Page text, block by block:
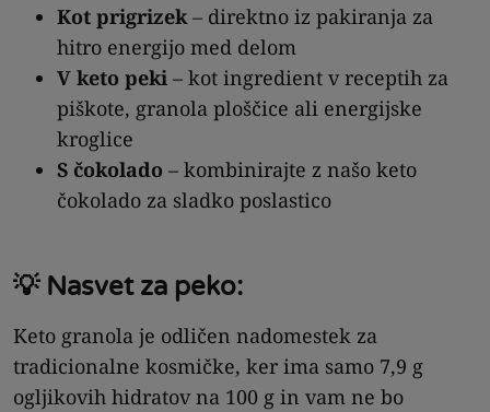
Kot prigrizek– direktno iz pakiranja za
hitro energijo med delom
V keto peki – kot ingredient v receptih za
piškote, granola ploščice ali energijske
kroglice
S čokolado – kombinirajte z našo keto
čokolado za sladko poslastico
💡 Nasvet za peko:
Keto granola je odličen nadomestek za
tradicionalne kosmičke, ker ima samo 7,9 g
ogljikovih hidratov na 100 g in vam ne bo